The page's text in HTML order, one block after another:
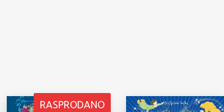
RASPRODANO